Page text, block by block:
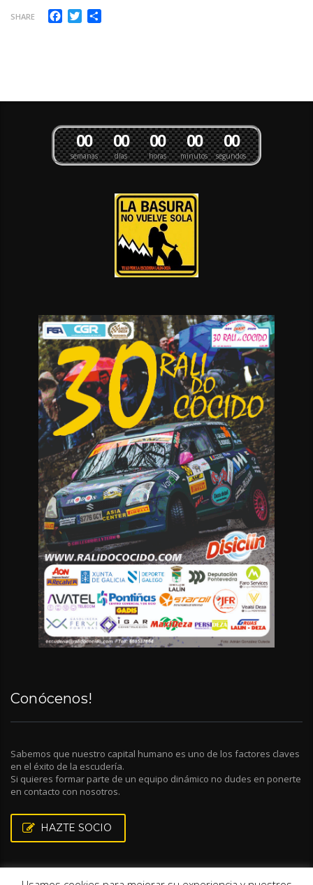
SHARE Facebook
Twitter
semanas
00
días
00
horas
00
minutos
00
segundos
00
Conócenos!
Sabemos que nuestro capital humano es uno de los factores claves
en el éxito de la escudería.
Si quieres formar parte de un equipo dinámico no dudes en ponerte
en contacto con nosotros.
HAZTE SOCIO